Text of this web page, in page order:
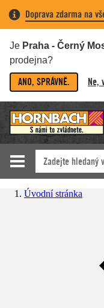
Doprava zdarma na
Je Praha - Černý
prodejna?
ANO, SPRÁVNĚ. Ne,
Úvodní stránka